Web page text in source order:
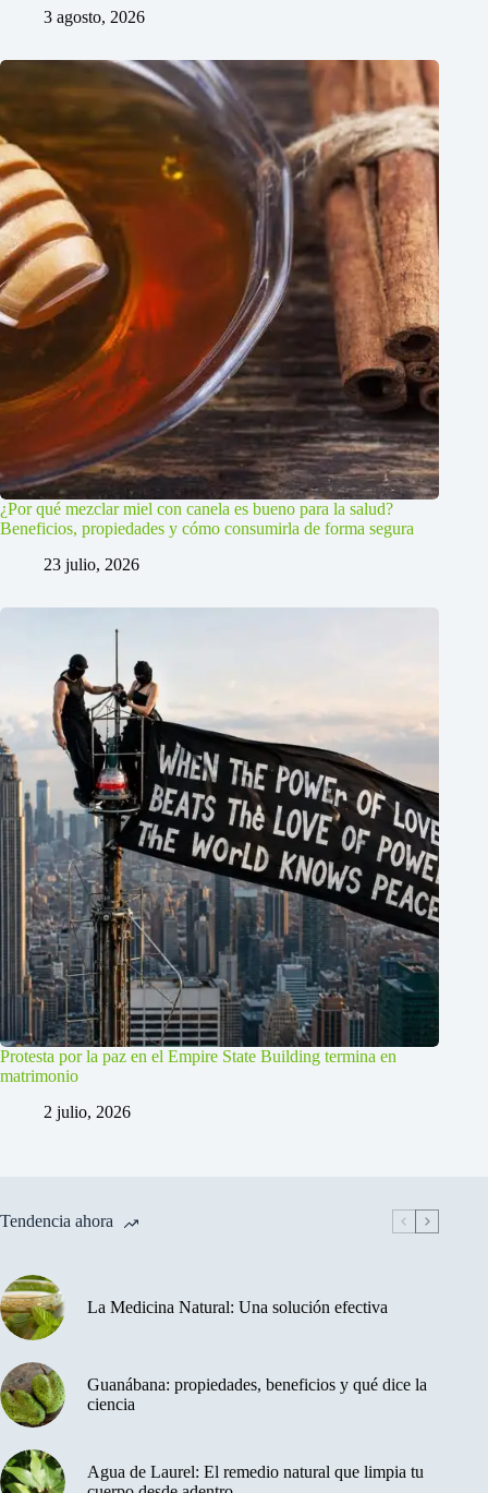
3 agosto, 2026
¿Por qué mezclar miel con canela es bueno para la salud?
Beneficios, propiedades y cómo consumirla de forma segura
23 julio, 2026
Protesta por la paz en el Empire State Building termina en
matrimonio
2 julio, 2026
Tendencia ahora
La Medicina Natural: Una solución efectiva
Guanábana: propiedades, beneficios y qué dice la
ciencia
Agua de Laurel: El remedio natural que limpia tu